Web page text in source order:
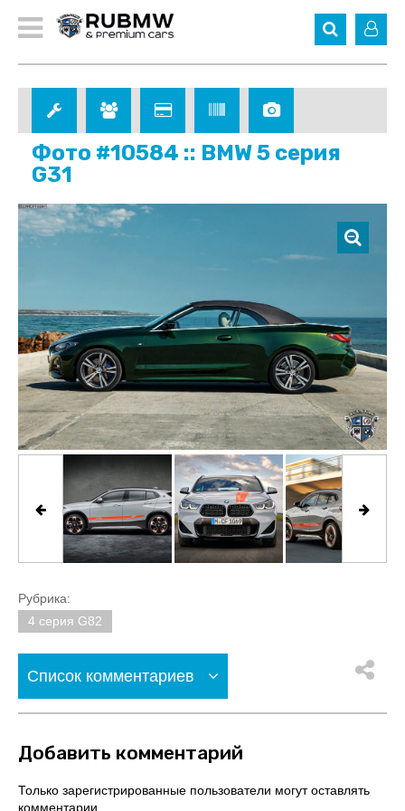
Фото #10584 :: BMW 5 серия
G31
Рубрика:
4 серия G82
Список комментариев
Добавить комментарий
Только зарегистрированные пользователи могут оставлять
комментарии.